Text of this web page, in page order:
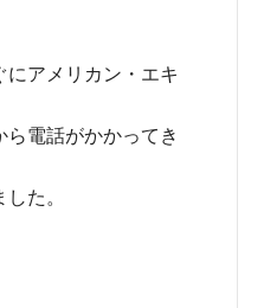
アメリカン・エキ
電話がかかってき
た。